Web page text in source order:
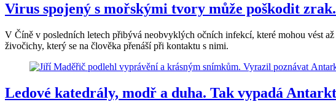
Virus spojený s mořskými tvory může poškodit
V Číně v posledních letech přibývá neobvyklých očních infekcí, které mohou vést
živočichy, který se na člověka přenáší při kontaktu s nimi.
Ledové katedrály, modř a duha. Tak vypadá